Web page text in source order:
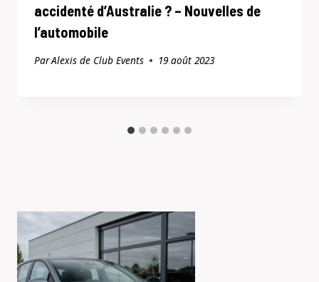
accidenté d’Australie ? – Nouvelles de
l’automobile
ParAlexis de Club Events 19 août 2023